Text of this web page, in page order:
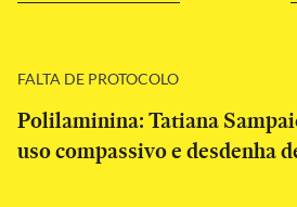
FALTA DE PROTOCOLO
Polilaminina: Tatiana
uso compassivo e desdenha